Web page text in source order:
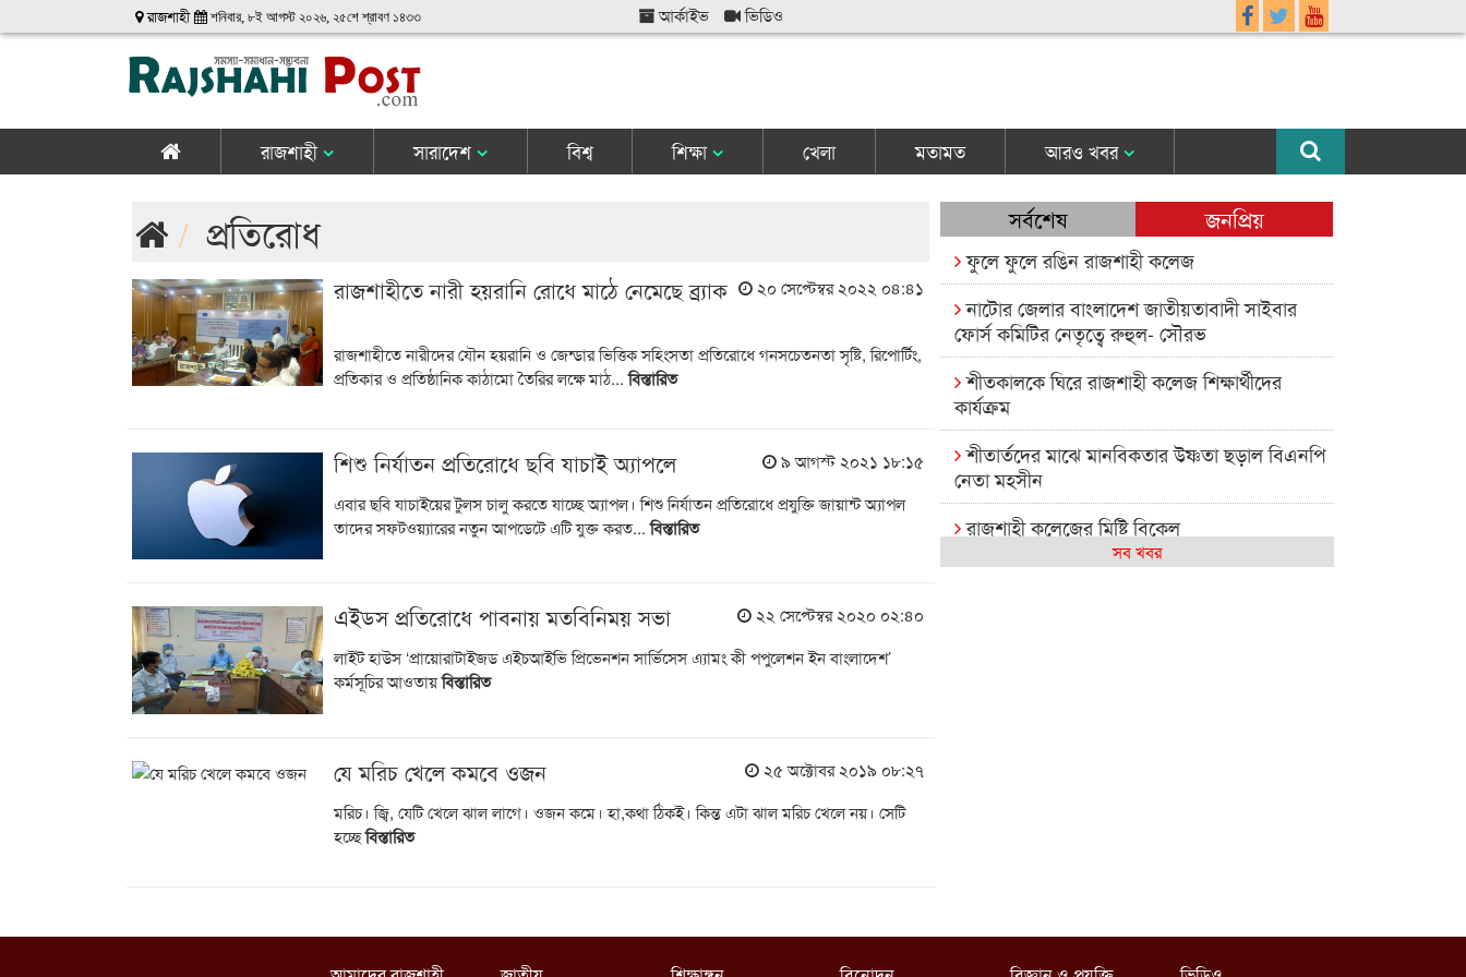
রাজশাহী শনিবার, ৮ই আগস্ট ২০২৬, ২৫শে শ্রাবণ ১৪৩৩ আর্কাইভ ভিডিও
রাজশাহী সারাদেশ বিশ্ব শিক্ষা খেলা মতামত আরও খবর
প্রতিরোধ
রাজশাহীতে নারী হয়রানি রোধে মাঠে নেমেছে ব্র্যাক ২০ সেপ্টেম্বর ২০২২ ০৪:৪১
রাজশাহীতে নারীদের যৌন হয়রানি ও জেন্ডার ভিত্তিক সহিংসতা প্রতিরোধে গনসচেতনতা সৃষ্টি, রিপোর্টিং,
প্রতিকার ও প্রতিষ্ঠানিক কাঠামো তৈরির লক্ষে মাঠ...বিস্তারিত
শিশু নির্যাতন প্রতিরোধে ছবি যাচাই অ্যাপলে
৯ আগস্ট ২০২১ ১৮:১৫
এবার ছবি যাচাইয়ের টুলস চালু করতে যাচ্ছে অ্যাপল। শিশু নির্যাতন প্রতিরোধে প্রযুক্তি জায়ান্ট অ্যাপল
তাদের সফটওয়্যারের নতুন আপডেটে এটি যুক্ত করত...বিস্তারিত
এইডস প্রতিরোধে পাবনায় মতবিনিময় সভা
২২ সেপ্টেম্বর ২০২০ ০২:৪০
লাইট হাউস ‘প্রায়োরাটাইজড এইচআইভি প্রিভেনশন সার্ভিসেস এ্যামং কী পপুলেশন ইন বাংলাদেশ’
কর্মসূচির আওতায়বিস্তারিত
যে মরিচ খেলে কমবে ওজন
২৫ অক্টোবর ২০১৯ ০৮:২৭
মরিচ। জ্বি, যেটি খেলে ঝাল লাগে। ওজন কমে। হা,কথা ঠিকই। কিন্ত এটা ঝাল মরিচ খেলে নয়। সেটি
হচ্ছেবিস্তারিত
সর্বশেষ জনপ্রিয়
ফুলে ফুলে রঙিন রাজশাহী কলেজ
নাটোর জেলার বাংলাদেশ জাতীয়তাবাদী সাইবার
ফোর্স কমিটির নেতৃত্বে রুহুল- সৌরভ
শীতকালকে ঘিরে রাজশাহী কলেজ শিক্ষার্থীদের
কার্যক্রম
শীতার্তদের মাঝে মানবিকতার উষ্ণতা ছড়াল বিএনপি
নেতা মহসীন
রাজশাহী কলেজের মিষ্টি বিকেল
কেমন আছে আমাদের দেশের মধ্যবিত্তরা
ইসলামের ইতিহাস ও সংস্কৃতি বিভাগের লাইট হাউজ
ক্লাবের নেতৃত্ব ইসতিয়াক-মাহফুজ
সব খবর